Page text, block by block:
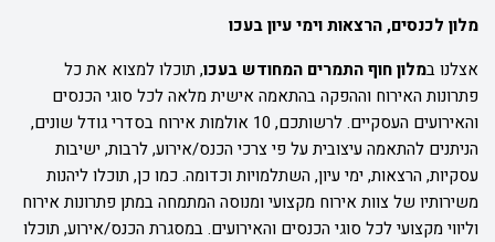
מלון לכנסים, הרצאות וימי עיון בעכו
אצלנו במלון חוף התמרים המחודש בעכו, תוכלו למצוא את כל
פתרונות האירוח וההפקה בהתאמה אישית מלאה לכל סוגי הכנסים
והאירועים העסקיים. לרשותכם, 10 אולמות אירוח בסדרי גודל שונים,
הניתנים להתאמה עיצובית על פי צרכי הכנס/אירוע, לרבות, ישיבות
עסקיות, הרצאות, ימי עיון, השתלמויות וכדומה. כמו כן, תוכלו ליהנות
משירותיו של צוות אירוח מקצועי ומנוסה המתמחה במתן פתרונות אירוח
וליווי מקצועי לכל סוגי הכנסים והאירועים. במסגרת הכנס/אירוע, תוכלו